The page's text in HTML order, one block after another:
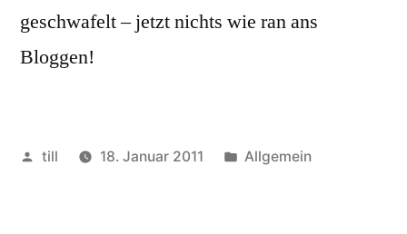
geschwafelt – jetzt nichts wie ran ans
Bloggen!
Veröffentlicht
till 18. Januar 2011
Veröffentlicht
Allgemein